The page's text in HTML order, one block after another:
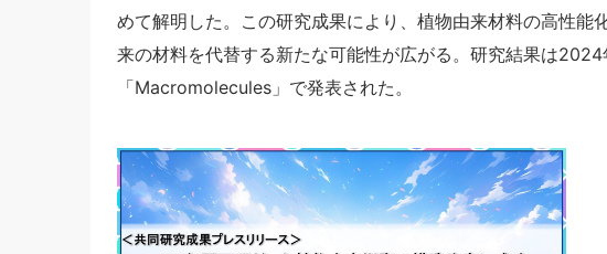
めて解明した。この研究成果により、植物由来材料の高性能
来の材料を代替する新たな可能性が広がる。研究結果は
「Macromolecules」で発表された。